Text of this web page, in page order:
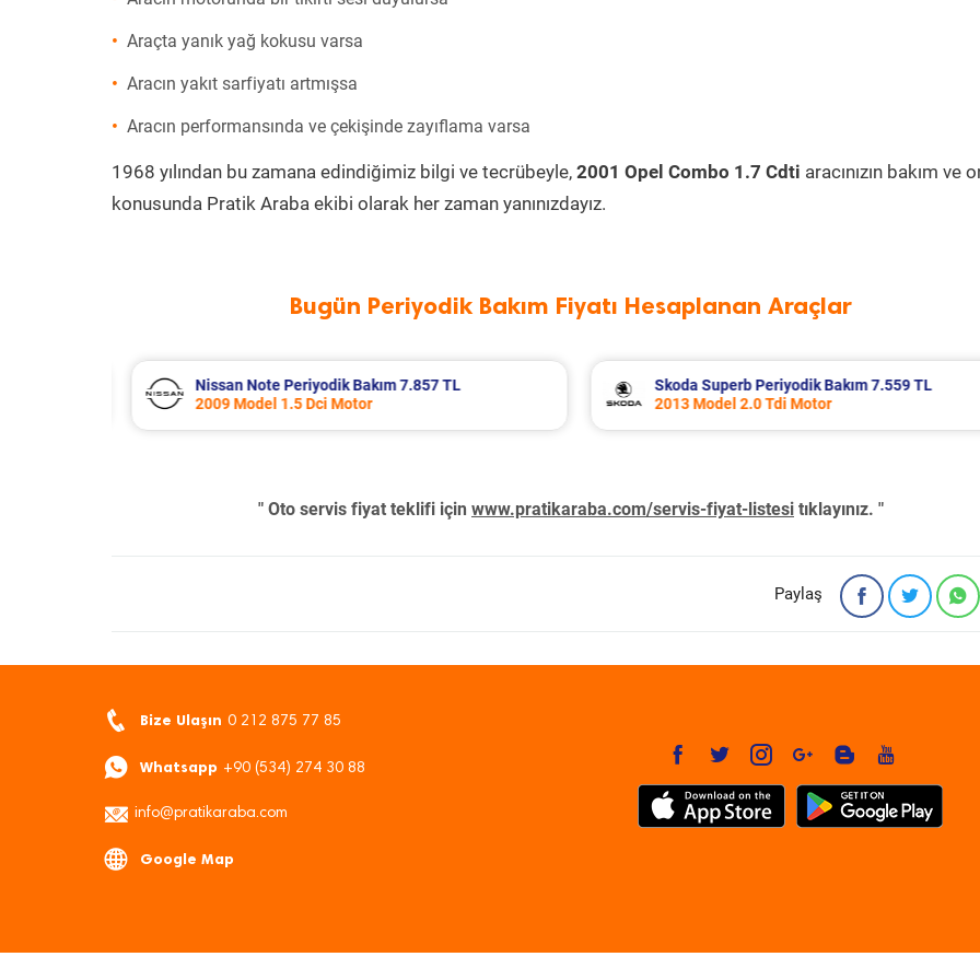
Araçta yanık yağ kokusu varsa
Aracın yakıt sarfiyatı artmışsa
Aracın performansında ve çekişinde zayıflama varsa
1968 yılından bu zamana edindiğimiz bilgi ve tecrübeyle, 2001 Opel Combo 1.7 Cdti aracınızın bakım ve
konusunda Pratik Araba ekibi olarak her zaman yanınızdayız.
Bugün Periyodik Bakım Fiyatı Hesaplanan Araçlar
Skoda Superb Periyodik Bakım 7.559 TL
2013 Model 2.0 Tdi Motor
Chery Tiggo 7 Pro Periyodik Bakım 8.331
2025 Model 1.6 TGDI Motor
" Oto servis fiyat teklifi için www.pratikaraba.com/servis-fiyat-listesi tıklayınız. "
Paylaş
Bize Ulaşın 0 212 875 77 85
Whatsapp +90 (534) 274 30 88
info@pratikaraba.com
Google Map